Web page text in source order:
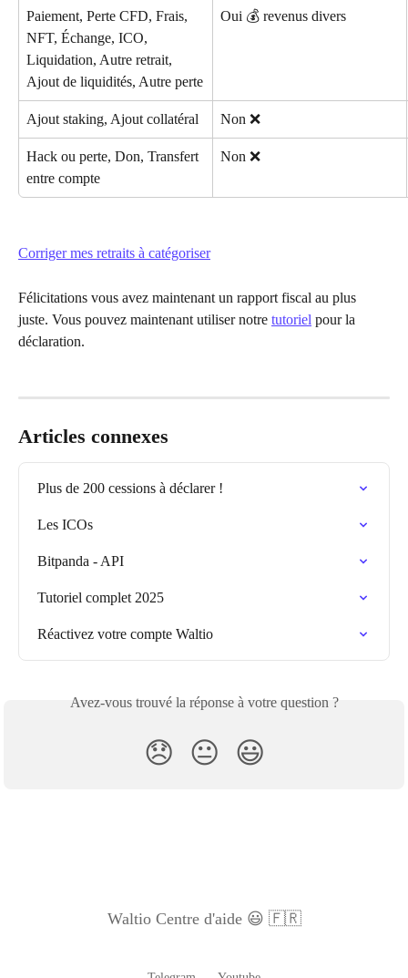
Paiement, Perte CFD, Frais,
NFT, Échange, ICO,
Liquidation, Autre retrait,
Ajout de liquidités, Autre perte
Oui 💰 revenus divers
Ajout staking, Ajout collatéral Non ❌
Hack ou perte, Don, Transfert
entre compte
Non ❌
Corriger mes retraits à catégoriser
Félicitations vous avez maintenant un rapport fiscal au plus
juste. Vous pouvez maintenant utiliser notre tutoriel pour la
déclaration.
Articles connexes
Plus de 200 cessions à déclarer !
Les ICOs
Bitpanda - API
Tutoriel complet 2025
Réactivez votre compte Waltio
Avez-vous trouvé la réponse à votre question ?
😞 😐 😃
Waltio Centre d'aide 😃 🇫🇷